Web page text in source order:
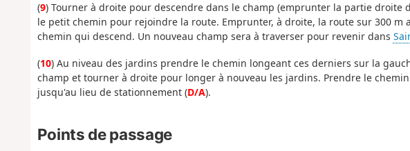
(9) Tourner à droite pour descendre dans le champ (emprunter la partie droite
le petit chemin pour rejoindre la route. Emprunter, à droite, la route sur 300
chemin qui descend. Un nouveau champ sera à traverser pour revenir dans
(10) Au niveau des jardins prendre le chemin longeant ces derniers sur la
champ et tourner à droite pour longer à nouveau les jardins. Prendre le
jusqu'au lieu de stationnement (D/A).
Points de passage